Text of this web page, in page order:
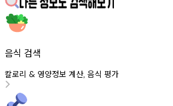
음식 검색
칼로리 & 영양정보 계산, 음식 평가